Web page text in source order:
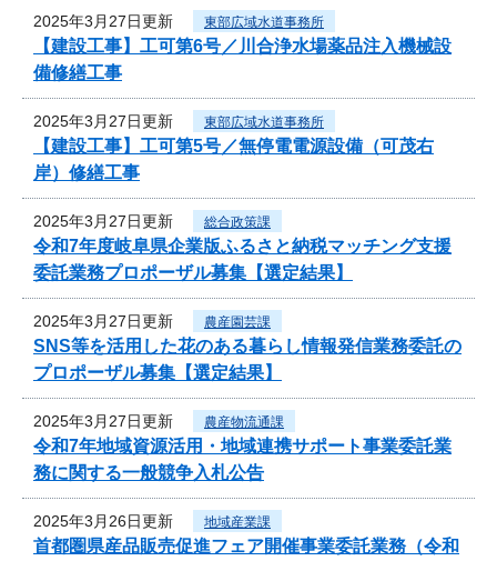
2025年3月27日更新 東部広域水道事務所
【建設工事】工可第6号／川合浄水場薬品注入機械設
備修繕工事
2025年3月27日更新 東部広域水道事務所
【建設工事】工可第5号／無停電電源設備（可茂右
岸）修繕工事
2025年3月27日更新 総合政策課
令和7年度岐阜県企業版ふるさと納税マッチング支援
委託業務プロポーザル募集【選定結果】
2025年3月27日更新 農産園芸課
SNS等を活用した花のある暮らし情報発信業務委託の
プロポーザル募集【選定結果】
2025年3月27日更新 農産物流通課
令和7年地域資源活用・地域連携サポート事業委託業
務に関する一般競争入札公告
2025年3月26日更新 地域産業課
首都圏県産品販売促進フェア開催事業委託業務（令和